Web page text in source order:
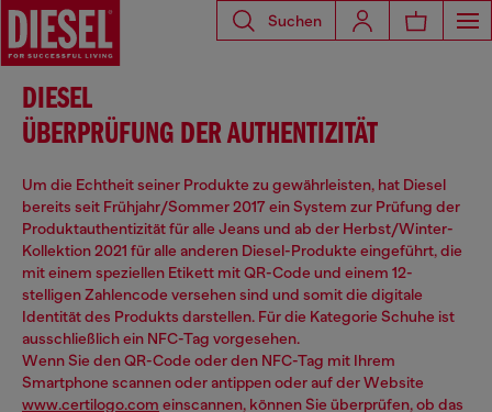
Suchen
DIESEL
ÜBERPRÜFUNG DER AUTHENTIZITÄT
Um die Echtheit seiner Produkte zu gewährleisten, hat Diesel
bereits seit Frühjahr/Sommer 2017 ein System zur Prüfung der
Produktauthentizität für alle Jeans und ab der Herbst/Winter-
Kollektion 2021 für alle anderen Diesel-Produkte eingeführt, die
mit einem speziellen Etikett mit QR-Code und einem 12-
stelligen Zahlencode versehen sind und somit die digitale
Identität des Produkts darstellen. Für die Kategorie Schuhe ist
ausschließlich ein NFC-Tag vorgesehen.
Wenn Sie den QR-Code oder den NFC-Tag mit Ihrem
Smartphone scannen oder antippen oder auf der Website
www.certilogo.com einscannen, können Sie überprüfen, ob das